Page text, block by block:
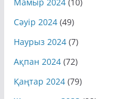
Мамыр 2024(10)
Сәуір 2024(49)
Наурыз 2024(7)
Ақпан 2024(72)
Қаңтар 2024(79)